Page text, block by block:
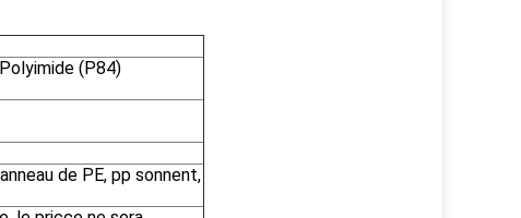
(P84)
de PE, pp sonnent,